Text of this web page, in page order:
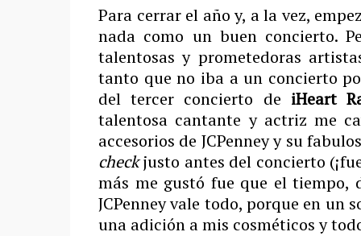
Para cerrar el año y, a la vez,
nada como un buen concierto.
talentosas y prometedoras
tanto que no iba a un concierto
del tercer concierto de iHeart
talentosa cantante y actriz me
accesorios de JCPenney y su
checkjusto antes del concierto
más me gustó fue que el tiempo,
JCPenney vale todo, porque en un
una adición a mis cosméticos y